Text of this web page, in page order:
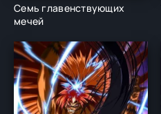
Семь главенствующих
мечей